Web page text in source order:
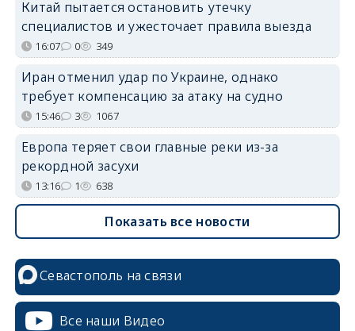
Китай пытается остановить утечку
специалистов и ужесточает правила выезда
16:07 0 349
Иран отменил удар по Украине, однако
требует компенсацию за атаку на судно
15:46 3 1067
Европа теряет свои главные реки из-за
рекордной засухи
13:16 1 638
Показать все новости
Севастополь на связи
Все наши Видео